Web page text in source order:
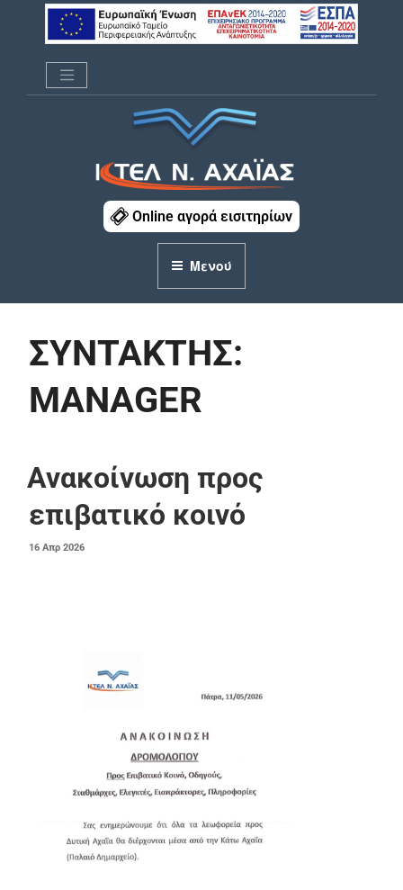
Μετάβαση
ΚΤΕΛ Ν. ΑΧΑΪΑΣOnline αγορά εισιτηρίων
Μενού
ΣΥΝΤΆΚΤΗΣ:
MANAGER
Ανακοίνωση προς
επιβατικό κοινό
ΔΗΜΟΣΙΕΎΤΗΚΕ
16 Απρ 2026